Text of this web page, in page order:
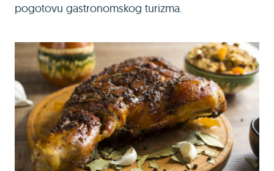
pogotovu gastronomskog turizma.